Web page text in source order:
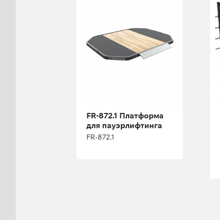
FR-872.1 Платформа
для пауэрлифтинга
FR-872.1
223 см
Высота: